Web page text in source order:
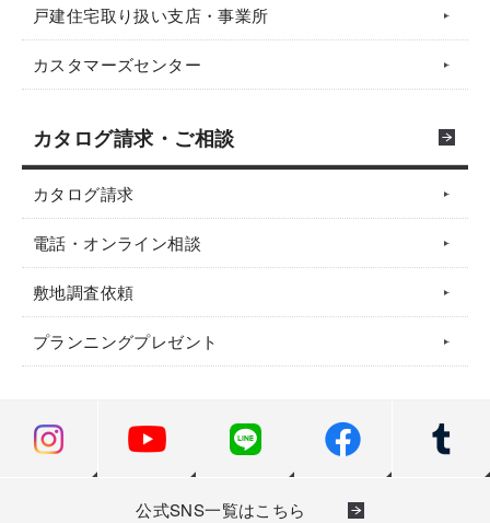
戸建住宅取り扱い支店・事業所
カスタマーズセンター
カタログ請求・ご相談
カタログ請求
電話・オンライン相談
敷地調査依頼
プランニングプレゼント
公式SNS一覧はこちら